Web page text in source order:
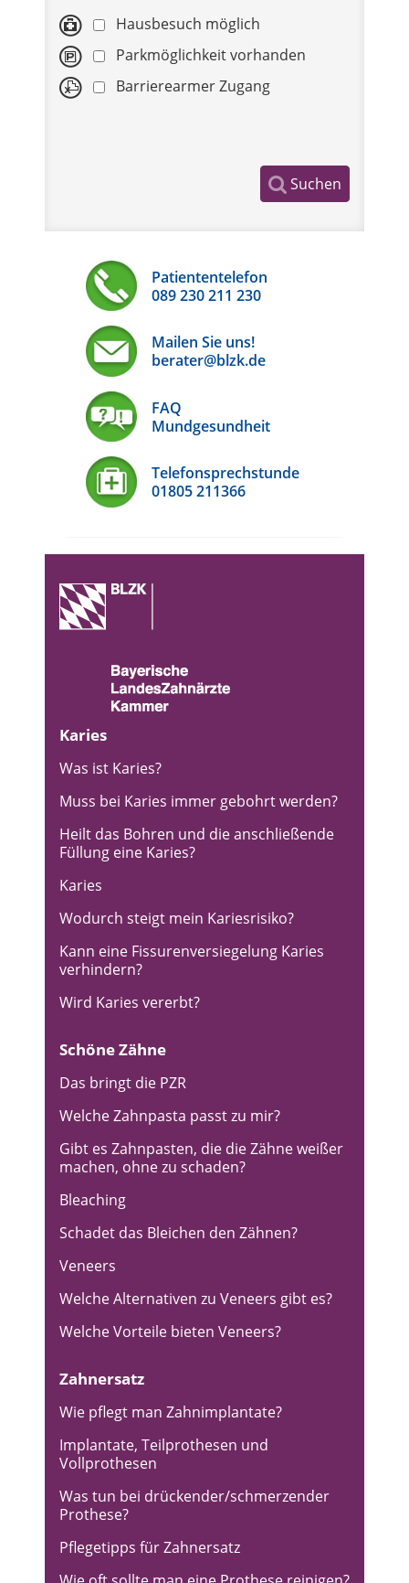
Hausbesuch möglich
Parkmöglichkeit vorhanden
Barrierearmer Zugang
Suchen
Patiententelefon
089 230 211 230
Mailen Sie uns!
berater@blzk.de
FAQ
Mundgesundheit
Telefonsprechstunde
01805 211366
Karies
Was ist Karies?
Muss bei Karies immer gebohrt werden?
Heilt das Bohren und die anschließende
Füllung eine Karies?
Karies
Wodurch steigt mein Kariesrisiko?
Kann eine Fissurenversiegelung Karies
verhindern?
Wird Karies vererbt?
Schöne Zähne
Das bringt die PZR
Welche Zahnpasta passt zu mir?
Gibt es Zahnpasten, die die Zähne weißer
machen, ohne zu schaden?
Bleaching
Schadet das Bleichen den Zähnen?
Veneers
Welche Alternativen zu Veneers gibt es?
Welche Vorteile bieten Veneers?
Zahnersatz
Wie pflegt man Zahnimplantate?
Implantate, Teilprothesen und
Vollprothesen
Was tun bei drückender/schmerzender
Prothese?
Pflegetipps für Zahnersatz